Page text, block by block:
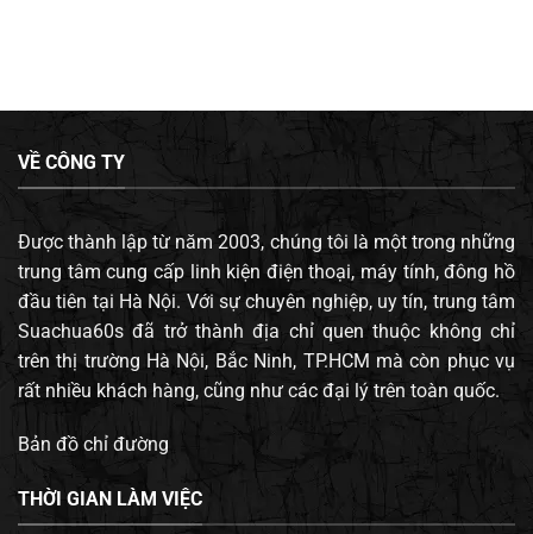
VỀ CÔNG TY
Được thành lập từ năm 2003, chúng tôi là một trong những
trung tâm cung cấp linh kiện điện thoại, máy tính, đông hồ
đầu tiên tại Hà Nội. Với sự chuyên nghiệp, uy tín, trung tâm
Suachua60s đã trở thành địa chỉ quen thuộc không chỉ
trên thị trường Hà Nội, Bắc Ninh, TP.HCM mà còn phục vụ
rất nhiều khách hàng, cũng như các đại lý trên toàn quốc.
Bản đồ chỉ đường
THỜI GIAN LÀM VIỆC